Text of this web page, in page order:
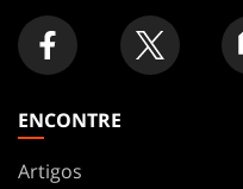
ENCONTRE
Artigos